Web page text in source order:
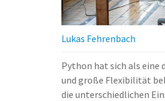
Lukas Fehrenbach
Python hat sich als eine
und große Flexibilität
die unterschiedlichen